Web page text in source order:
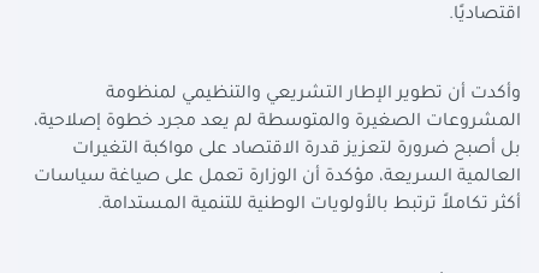
اقتصاديًا.
وأكدت أن تطوير الإطار التشريعي والتنظيمي لمنظومة
المشروعات الصغيرة والمتوسطة لم يعد مجرد خطوة إصلاحية،
بل أصبح ضرورة لتعزيز قدرة الاقتصاد على مواكبة التغيرات
العالمية السريعة، مؤكدة أن الوزارة تعمل على صياغة سياسات
أكثر تكاملاً ترتبط بالأولويات الوطنية للتنمية المستدامة.